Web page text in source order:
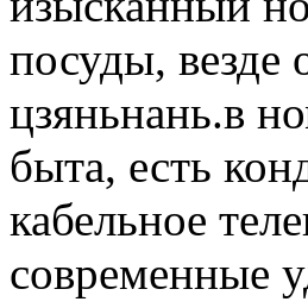
посуды, везде
цзяньнань.в
быта, есть
кабельное
современные